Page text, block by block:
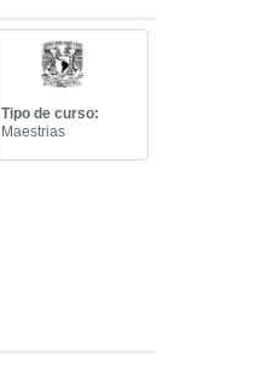
Tipo de curso:
Maestrias